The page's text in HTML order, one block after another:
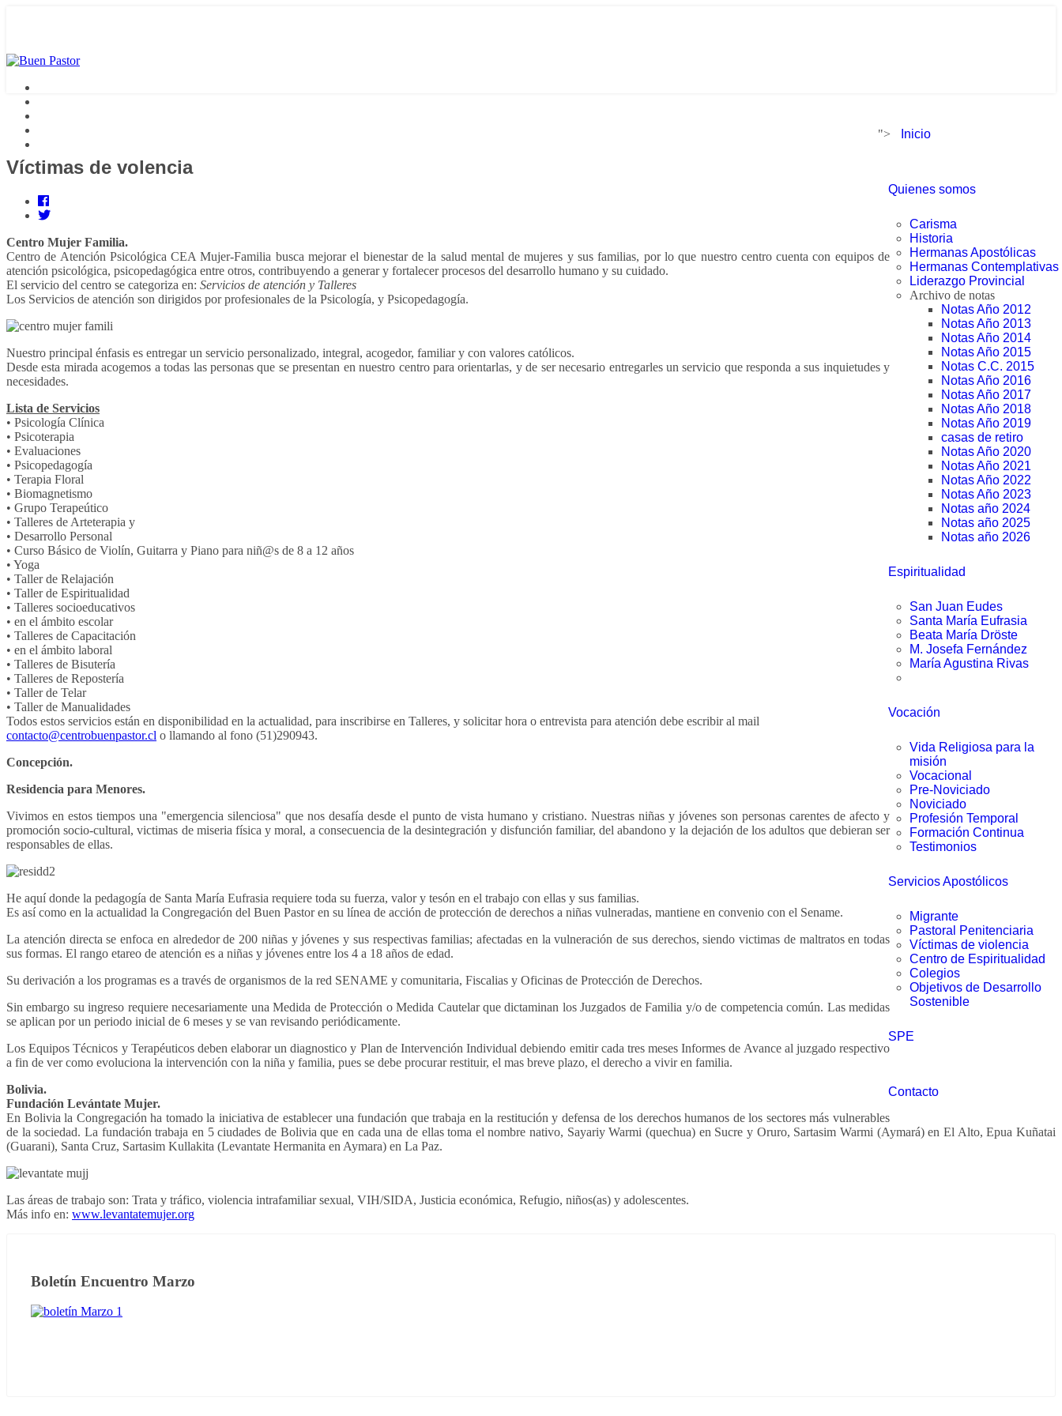
"> Inicio
Quienes somos
Carisma
Historia
Hermanas Apostólicas
Hermanas Contemplativas
Liderazgo Provincial
Archivo de notas
Notas Año 2012
Notas Año 2013
Notas Año 2014
Notas Año 2015
Notas C.C. 2015
Notas Año 2016
Notas Año 2017
Notas Año 2018
Notas Año 2019
casas de retiro
Notas Año 2020
Notas Año 2021
Notas Año 2022
Notas Año 2023
Notas año 2024
Notas año 2025
Notas año 2026
Espiritualidad
San Juan Eudes
Santa María Eufrasia
Beata María Dröste
M. Josefa Fernández
María Agustina Rivas
Vocación
Vida Religiosa para la
misión
Vocacional
Pre-Noviciado
Noviciado
Profesión Temporal
Formación Continua
Testimonios
Servicios Apostólicos
Migrante
Pastoral Penitenciaria
Víctimas de violencia
Centro de Espiritualidad
Colegios
Objetivos de Desarrollo
Sostenible
SPE
Contacto
Víctimas de volencia
Centro Mujer Familia.
Centro de Atención Psicológica CEA Mujer-Familia busca mejorar el bienestar de la salud mental de mujeres y sus familias, por lo que nuestro centro cuenta con equipos de
atención psicológica, psicopedagógica entre otros, contribuyendo a generar y fortalecer procesos del desarrollo humano y su cuidado.
El servicio del centro se categoriza en: Servicios de atención y Talleres
Los Servicios de atención son dirigidos por profesionales de la Psicología, y Psicopedagogía.
Nuestro principal énfasis es entregar un servicio personalizado, integral, acogedor, familiar y con valores católicos.
Desde esta mirada acogemos a todas las personas que se presentan en nuestro centro para orientarlas, y de ser necesario entregarles un servicio que responda a sus inquietudes y
necesidades.
Lista de Servicios
• Psicología Clínica
• Psicoterapia
• Evaluaciones
• Psicopedagogía
• Terapia Floral
• Biomagnetismo
• Grupo Terapeútico
• Talleres de Arteterapia y
• Desarrollo Personal
• Curso Básico de Violín, Guitarra y Piano para niñ@s de 8 a 12 años
• Yoga
• Taller de Relajación
• Taller de Espiritualidad
• Talleres socioeducativos
• en el ámbito escolar
• Talleres de Capacitación
• en el ámbito laboral
• Talleres de Bisutería
• Talleres de Repostería
• Taller de Telar
• Taller de Manualidades
Todos estos servicios están en disponibilidad en la actualidad, para inscribirse en Talleres, y solicitar hora o entrevista para atención debe escribir al mail
contacto@centrobuenpastor.cl o llamando al fono (51)290943.
Concepción.
Residencia para Menores.
Vivimos en estos tiempos una "emergencia silenciosa" que nos desafía desde el punto de vista humano y cristiano. Nuestras niñas y jóvenes son personas carentes de afecto y
promoción socio-cultural, victimas de miseria física y moral, a consecuencia de la desintegración y disfunción familiar, del abandono y la dejación de los adultos que debieran ser
responsables de ellas.
He aquí donde la pedagogía de Santa María Eufrasia requiere toda su fuerza, valor y tesón en el trabajo con ellas y sus familias.
Es así como en la actualidad la Congregación del Buen Pastor en su línea de acción de protección de derechos a niñas vulneradas, mantiene en convenio con el Sename.
La atención directa se enfoca en alrededor de 200 niñas y jóvenes y sus respectivas familias; afectadas en la vulneración de sus derechos, siendo victimas de maltratos en todas
sus formas. El rango etareo de atención es a niñas y jóvenes entre los 4 a 18 años de edad.
Su derivación a los programas es a través de organismos de la red SENAME y comunitaria, Fiscalias y Oficinas de Protección de Derechos.
Sin embargo su ingreso requiere necesariamente una Medida de Protección o Medida Cautelar que dictaminan los Juzgados de Familia y/o de competencia común. Las medidas
se aplican por un periodo inicial de 6 meses y se van revisando periódicamente.
Los Equipos Técnicos y Terapéuticos deben elaborar un diagnostico y Plan de Intervención Individual debiendo emitir cada tres meses Informes de Avance al juzgado respectivo
a fin de ver como evoluciona la intervención con la niña y familia, pues se debe procurar restituir, el mas breve plazo, el derecho a vivir en familia.
Bolivia.
Fundación Levántate Mujer.
En Bolivia la Congregación ha tomado la iniciativa de establecer una fundación que trabaja en la restitución y defensa de los derechos humanos de los sectores más vulnerables
de la sociedad. La fundación trabaja en 5 ciudades de Bolivia que en cada una de ellas toma el nombre nativo, Sayariy Warmi (quechua) en Sucre y Oruro, Sartasim Warmi (Aymará) en El Alto, Epua Kuñatai
(Guarani), Santa Cruz, Sartasim Kullakita (Levantate Hermanita en Aymara) en La Paz.
Las áreas de trabajo son: Trata y tráfico, violencia intrafamiliar sexual, VIH/SIDA, Justicia económica, Refugio, niños(as) y adolescentes.
Más info en: www.levantatemujer.org
Boletín Encuentro Marzo